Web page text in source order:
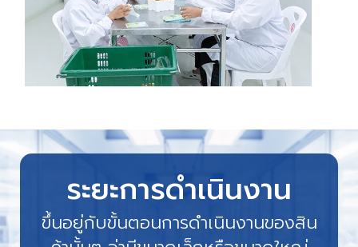
ระยะการดำเนินงาน
ขึ้นอยู่กับขั้นตอนการดำเนินงานของสิน